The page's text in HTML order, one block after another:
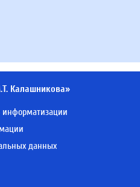
Калашникова»
информатизации
данных